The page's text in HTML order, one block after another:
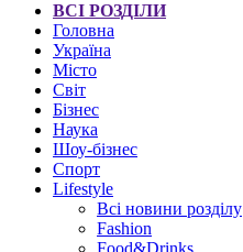
ВСІ РОЗДІЛИ
Головна
Україна
Місто
Світ
Бізнес
Наука
Шоу-бізнес
Спорт
Lifestyle
Всі новини розділу
Fashion
Food&Drinks